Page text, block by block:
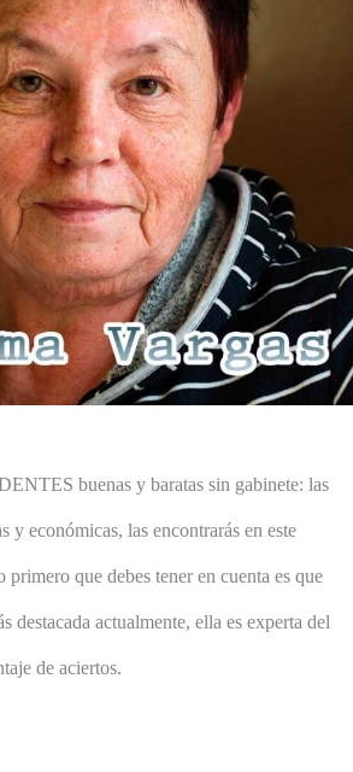
buenas y baratas sin gabinete: las
y económicas, las encontrarás en este
que debes tener en cuenta es que
destacada actualmente, ella es experta del
de aciertos.